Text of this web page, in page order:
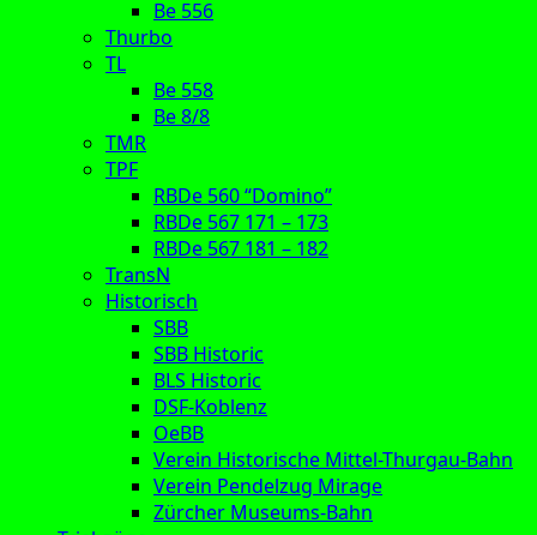
Be 556
Thurbo
TL
Be 558
Be 8/8
TMR
TPF
RBDe 560 “Domino”
RBDe 567 171 – 173
RBDe 567 181 – 182
TransN
Historisch
SBB
SBB Historic
BLS Historic
DSF-Koblenz
OeBB
Verein Historische Mittel-Thurgau-Bahn
Verein Pendelzug Mirage
Zürcher Museums-Bahn